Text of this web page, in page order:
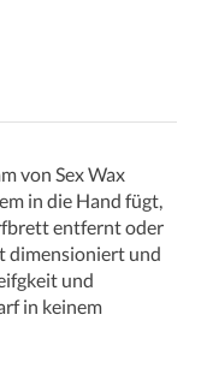
von Sex Wax
in die Hand fügt,
entfernt oder
dimensioniert und
und
in keinem